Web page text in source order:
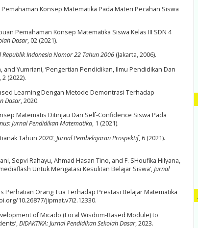
Konsep Matematika Pada Materi Pecahan Siswa
Pemahaman Konsep Matematika Siswa Kelas III SDN 4
Dasar, 02 (2021).
Indonesia Nomor 22 Tahun 2006 (Jakarta, 2006).
Yumriani, ‘Pengertian Pendidikan, Ilmu Pendidikan Dan
, 2 (2022).
Learning Dengan Metode Demontrasi Terhadap
Dasar, 2020.
Matematis Ditinjau Dari Self-Confidence Siswa Pada
Jurnal Pendidikan Matematika, 1 (2021).
Tahun 2020’,Jurnal Pembelajaran Prospektif, 6 (2021).
Sepvi Rahayu, Ahmad Hasan Tino, and F. SHoufika Hilyana,
Untuk Mengatasi Kesulitan Belajar Siswa’,Jurnal
Perhatian Orang Tua Terhadap Prestasi Belajar Matematika
10.26877/jipmat.v7i2.12330.
of Micado (Local Wisdom-Based Module) to
DIDAKTIKA: Jurnal Pendidikan Sekolah Dasar, 2023.